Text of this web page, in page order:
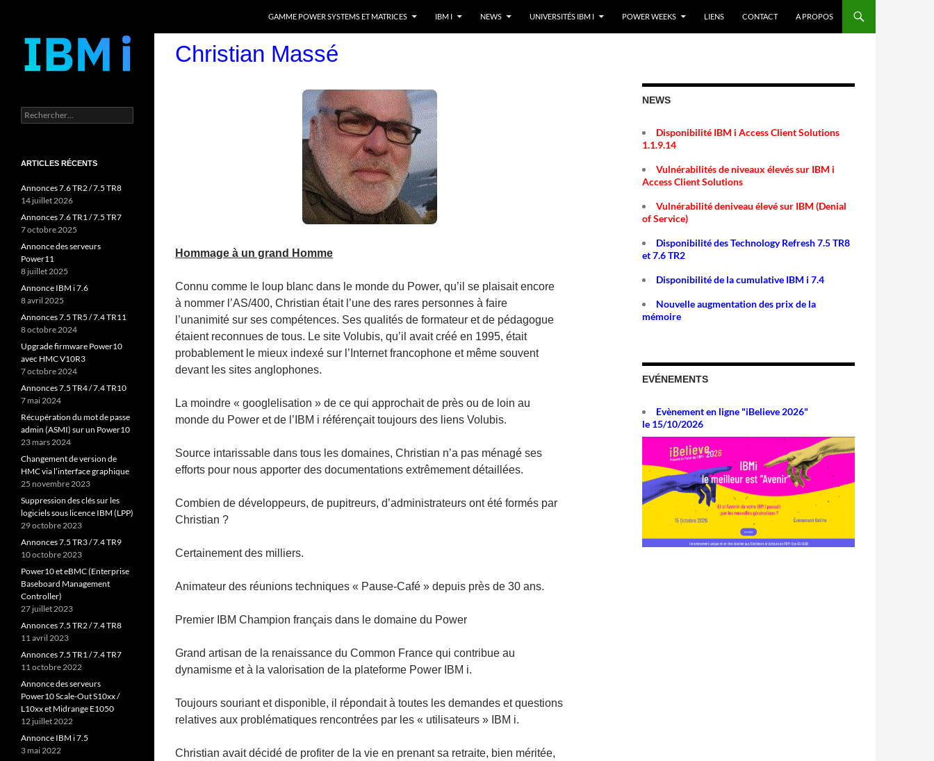
contenu
GAMME POWER SYSTEMS ET MATRICES IBM I NEWS UNIVERSITÉS IBM I POWER WEEKS LIENS CONTACT A PROPOS
Christian Massé
Hommage à un grand Homme
Connu comme le loup blanc dans le monde du Power, qu’il se plaisait encore
à nommer l’AS/400, Christian était l’une des rares personnes à faire
l’unanimité sur ses compétences. Ses qualités de formateur et de pédagogue
étaient reconnues de tous. Le site Volubis, qu’il avait créé en 1995, était
probablement le mieux indexé sur l’Internet francophone et même souvent
devant les sites anglophones.
La moindre « googlelisation » de ce qui approchait de près ou de loin au
monde du Power et de l’IBM i référençait toujours des liens Volubis.
Source intarissable dans tous les domaines, Christian n’a pas ménagé ses
efforts pour nous apporter des documentations extrêmement détaillées.
Combien de développeurs, de pupitreurs, d’administrateurs ont été formés par
Christian ?
Certainement des milliers.
Animateur des réunions techniques « Pause-Café » depuis près de 30 ans.
Premier IBM Champion français dans le domaine du Power
Grand artisan de la renaissance du Common France qui contribue au
dynamisme et à la valorisation de la plateforme Power IBM i.
Toujours souriant et disponible, il répondait à toutes les demandes et questions
relatives aux problématiques rencontrées par les « utilisateurs » IBM i.
Christian avait décidé de profiter de la vie en prenant sa retraite, bien méritée,
NEWS
Disponibilité IBM i Access Client Solutions
1.1.9.14
Vulnérabilités de niveaux élevés sur IBM i
Access Client Solutions
Vulnérabilité deniveau élevé sur IBM (Denial
of Service)
Disponibilité des Technology Refresh 7.5 TR8
et 7.6 TR2
Disponibilité de la cumulative IBM i 7.4
Nouvelle augmentation des prix de la
mémoire
EVÉNEMENTS
Evènement en ligne "iBelieve 2026"
le 15/10/2026
Rechercher :
ARTICLES RÉCENTS
Annonces 7.6 TR2 / 7.5 TR8
14 juillet 2026
Annonces 7.6 TR1 / 7.5 TR7
7 octobre 2025
Annonce des serveurs
Power11
8 juillet 2025
Annonce IBM i 7.6
8 avril 2025
Annonces 7.5 TR5 / 7.4 TR11
8 octobre 2024
Upgrade firmware Power10
avec HMC V10R3
7 octobre 2024
Annonces 7.5 TR4 / 7.4 TR10
7 mai 2024
Récupération du mot de passe
admin (ASMI) sur un Power10
23 mars 2024
Changement de version de
HMC via l’interface graphique
25 novembre 2023
Suppression des clés sur les
logiciels sous licence IBM (LPP)
29 octobre 2023
Annonces 7.5 TR3 / 7.4 TR9
10 octobre 2023
Power10 et eBMC (Enterprise
Baseboard Management
Controller)
27 juillet 2023
Annonces 7.5 TR2 / 7.4 TR8
11 avril 2023
Annonces 7.5 TR1 / 7.4 TR7
11 octobre 2022
Annonce des serveurs
Power10 Scale-Out S10xx /
L10xx et Midrange E1050
12 juillet 2022
Annonce IBM i 7.5
3 mai 2022